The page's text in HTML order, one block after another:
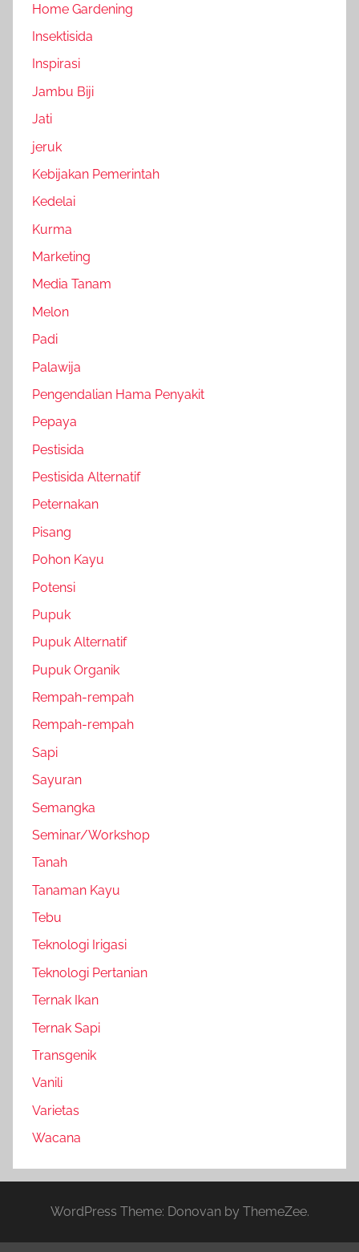
Home Gardening
Insektisida
Inspirasi
Jambu Biji
Jati
jeruk
Kebijakan Pemerintah
Kedelai
Kurma
Marketing
Media Tanam
Melon
Padi
Palawija
Pengendalian Hama Penyakit
Pepaya
Pestisida
Pestisida Alternatif
Peternakan
Pisang
Pohon Kayu
Potensi
Pupuk
Pupuk Alternatif
Pupuk Organik
Rempah-rempah
Rempah-rempah
Sapi
Sayuran
Semangka
Seminar/Workshop
Tanah
Tanaman Kayu
Tebu
Teknologi Irigasi
Teknologi Pertanian
Ternak Ikan
Ternak Sapi
Transgenik
Vanili
Varietas
Wacana
WordPress Theme: Donovan by ThemeZee.